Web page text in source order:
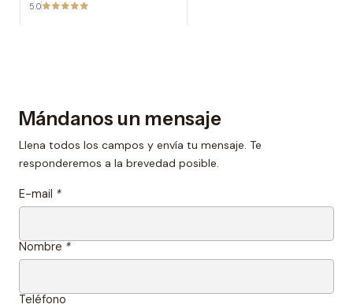
5.0
Mándanos un mensaje
Llena todos los campos y envía tu mensaje. Te
responderemos a la brevedad posible.
E-mail *
Nombre *
Teléfono